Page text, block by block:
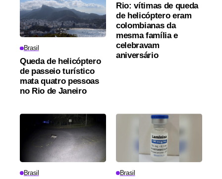
Brasil
Queda de helicóptero
de passeio turístico
mata quatro pessoas
no Rio de Janeiro
Rio: vítimas de queda
de helicóptero eram
colombianas da
mesma família e
celebravam
aniversário
Brasil Brasil